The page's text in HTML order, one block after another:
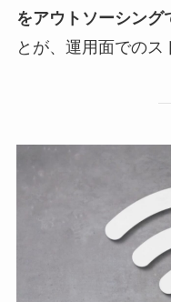
をアウトソーシング
とが、運用面でのス